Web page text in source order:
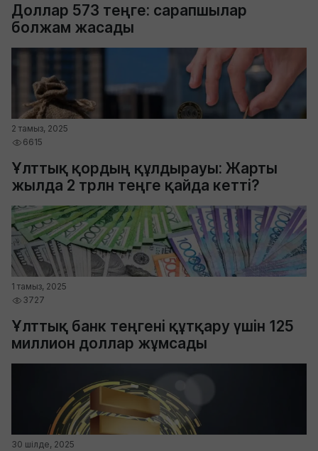
Доллар 573 теңге: сарапшылар
болжам жасады
2 тамыз, 2025
6615
Ұлттық қордың құлдырауы: Жарты
жылда 2 трлн теңге қайда кетті?
1 тамыз, 2025
3727
Ұлттық банк теңгені құтқару үшін 125
миллион доллар жұмсады
30 шілде, 2025